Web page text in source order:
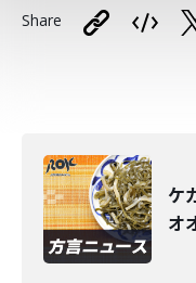
Share
ケ
オ